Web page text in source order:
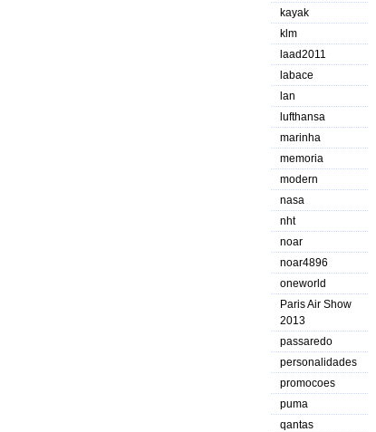
kayak
klm
laad2011
labace
lan
lufthansa
marinha
memoria
modern
nasa
nht
noar
noar4896
oneworld
Paris Air Show
2013
passaredo
personalidades
promocoes
puma
qantas